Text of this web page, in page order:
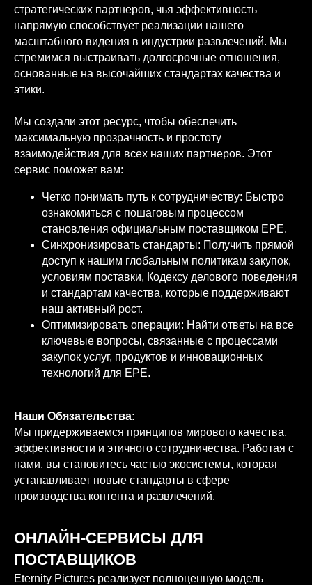
стратегических партнеров, чья эффективность
напрямую способствует реализации нашего
масштабного видения в индустрии развлечений. Мы
стремимся выстраивать долгосрочные отношения,
основанные на высочайших стандартах качества и
этики.
Мы создали этот ресурс, чтобы обеспечить
максимальную прозрачность и простоту
взаимодействия для всех наших партнеров. Этот
сервис поможет вам:
Четко понимать путь к сотрудничеству: Быстро
ознакомиться с пошаговым процессом
становления официальным поставщиком EPE.
Синхронизировать стандарты: Получить прямой
доступ к нашим глобальным политикам закупок,
условиям поставки, Кодексу делового поведения
и стандартам качества, которые поддерживают
наш активный рост.
Оптимизировать операции: Найти ответы на все
ключевые вопросы, связанные с процессами
закупок услуг, продуктов и инновационных
технологий для EPE.
Наши Обязательства:
Мы придерживаемся принципов мирового качества,
эффективности и этичного сотрудничества. Работая с
нами, вы становитесь частью экосистемы, которая
устанавливает новые стандарты в сфере
производства контента и развлечений.
ОНЛАЙН-СЕРВИСЫ ДЛЯ
ПОСТАВЩИКОВ
Eternity Pictures реализует полноценную модель